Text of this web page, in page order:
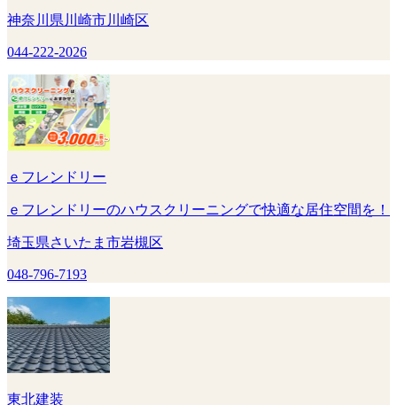
神奈川県川崎市川崎区
044-222-2026
ｅフレンドリー
ｅフレンドリーのハウスクリーニングで快適な居住空間を！
埼玉県さいたま市岩槻区
048-796-7193
東北建装